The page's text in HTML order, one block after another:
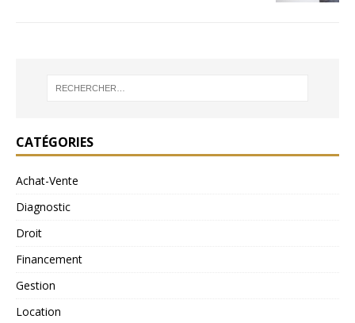
CATÉGORIES
Achat-Vente
Diagnostic
Droit
Financement
Gestion
Location